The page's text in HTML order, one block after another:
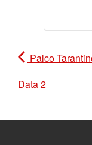
Palco
Data 2